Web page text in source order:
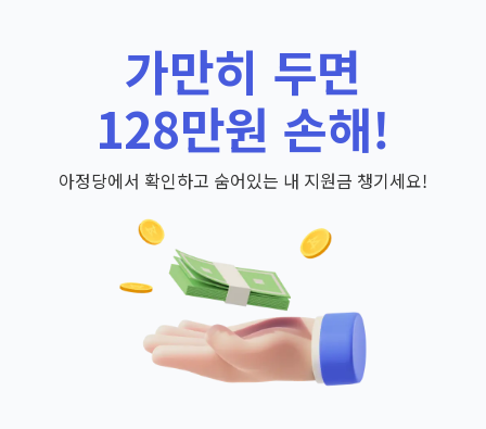
가만히 두면
128만원 손해!
아정당에서 확인하고 숨어있는 내 지원금 챙기세요!